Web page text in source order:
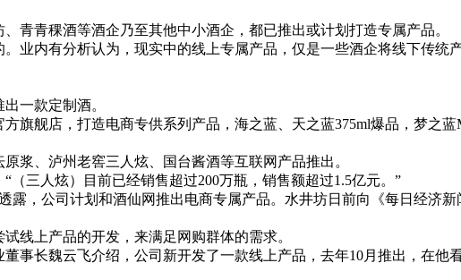
青稞酒等酒企乃至其他中小酒企，都已推出或计划打造专属产品。
内有分析认为，现实中的线上专属产品，仅是一些酒企将线下传统
一款定制酒。
舰店，打造电商专供系列产品，海之蓝、天之蓝375ml爆品，梦之
、泸州老窖三人炫、国台酱酒等互联网产品推出。
三人炫）目前已经销售超过200万瓶，销售额超过1.5亿元。”
，公司计划和酒仙网推出电商专属产品。水井坊日前向《每日经济新
上产品的开发，来满足网购群体的需求。
长魏云飞介绍，公司新开发了一款线上产品，去年10月推出，在他